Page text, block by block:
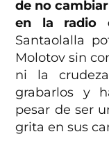
de no
en la radio
Santaolalla
Molotov sin
ni la
grabarlos y
pesar de ser
grita en sus